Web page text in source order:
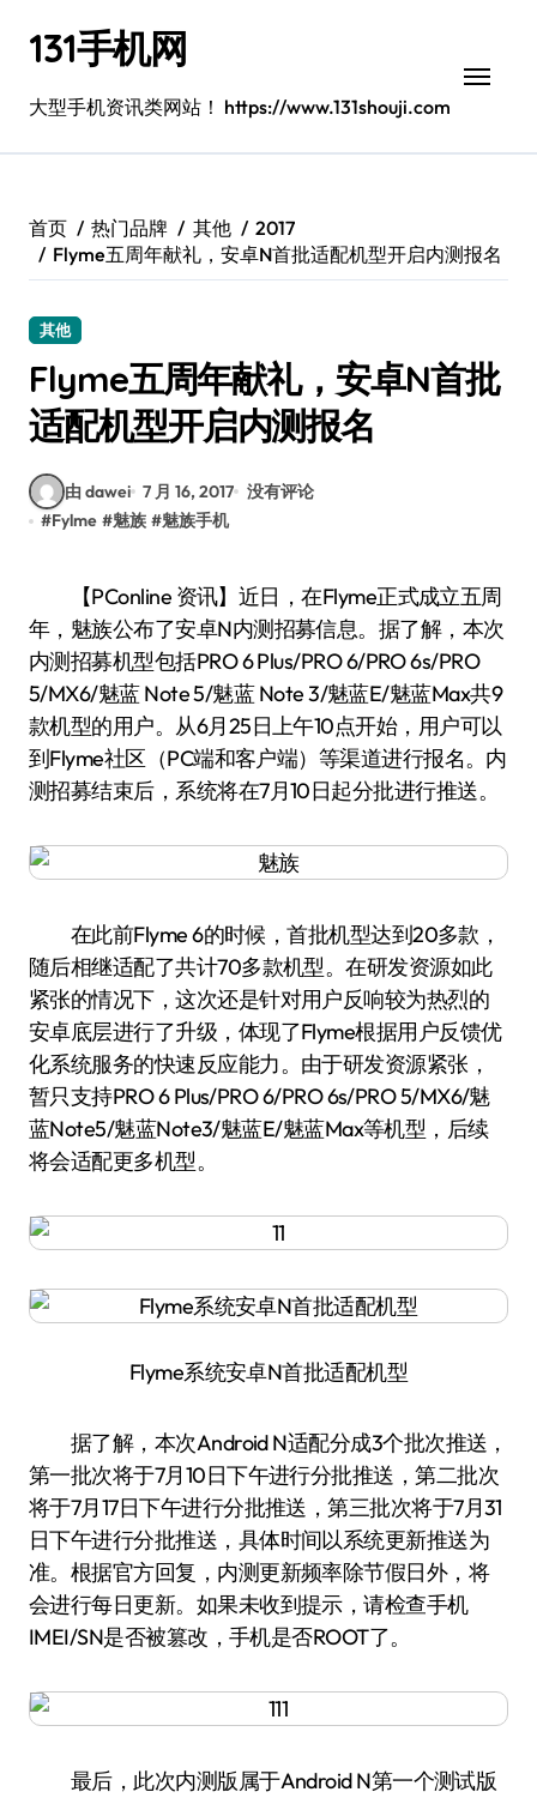
131手机网
大型手机资讯类网站！ https://www.131shouji.com
首页 热门品牌 其他
2017
Flyme五周年献礼，安卓N首批适配机型开启内测报名
其他
Flyme五周年献礼，安卓N首批
适配机型开启内测报名
由 dawei 7 月 16, 2017 没有评论
#Fylme #魅族 #魅族手机
【PConline 资讯】近日，在Flyme正式成立五周
年，魅族公布了安卓N内测招募信息。据了解，本次
内测招募机型包括PRO 6 Plus/PRO 6/PRO 6s/PRO
5/MX6/魅蓝 Note 5/魅蓝 Note 3/魅蓝E/魅蓝Max共9
款机型的用户。从6月25日上午10点开始，用户可以
到Flyme社区（PC端和客户端）等渠道进行报名。内
测招募结束后，系统将在7月10日起分批进行推送。
在此前Flyme 6的时候，首批机型达到20多款，
随后相继适配了共计70多款机型。在研发资源如此
紧张的情况下，这次还是针对用户反响较为热烈的
安卓底层进行了升级，体现了Flyme根据用户反馈优
化系统服务的快速反应能力。由于研发资源紧张，
暂只支持PRO 6 Plus/PRO 6/PRO 6s/PRO 5/MX6/魅
蓝Note5/魅蓝Note3/魅蓝E/魅蓝Max等机型，后续
将会适配更多机型。
Flyme系统安卓N首批适配机型
据了解，本次Android N适配分成3个批次推送，
第一批次将于7月10日下午进行分批推送，第二批次
将于7月17日下午进行分批推送，第三批次将于7月31
日下午进行分批推送，具体时间以系统更新推送为
准。根据官方回复，内测更新频率除节假日外，将
会进行每日更新。如果未收到提示，请检查手机
IMEI/SN是否被篡改，手机是否ROOT了。
最后，此次内测版属于Android N第一个测试版